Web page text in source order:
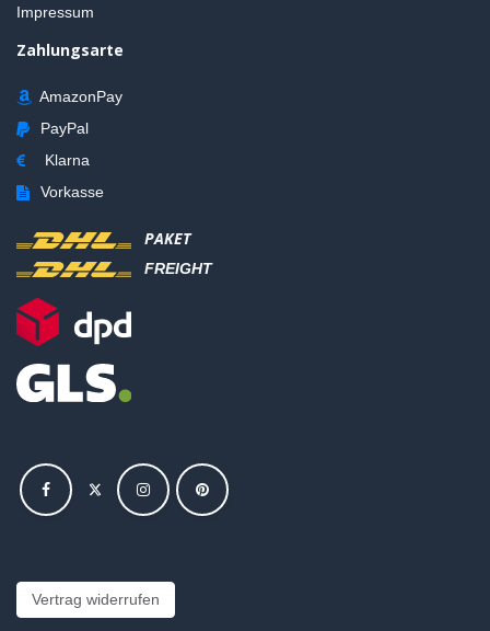
Impressum
Zahlungsarte
AmazonPay
PayPal
Klarna
Vorkasse
PAKET
FREIGHT
Vertrag widerrufen